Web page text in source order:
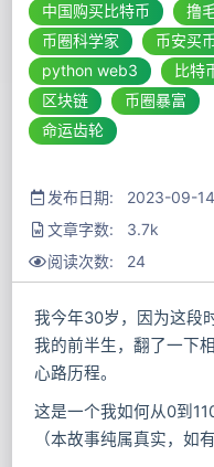
中国购买比特币
撸
币圈科学家
币安买
python web3
比特
区块链
币圈暴富
命运齿轮
发布日期: 2023-09-14
文章字数: 3.7k
阅读次数: 24
我今年30岁，因为这段
我的前半生，翻了一下
心路历程。
这是一个我如何从0到
（本故事纯属真实，如